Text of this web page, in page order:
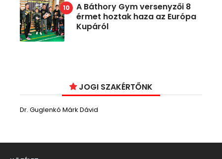
A Báthory Gym versenyzői 8
érmet hoztak haza az Európa
Kupáról
JOGI SZAKÉRTŐNK
Dr. Guglenkó Márk Dávid